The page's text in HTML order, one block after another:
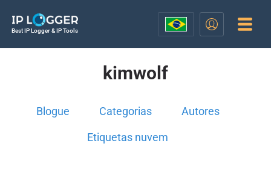
Best IP Logger & IP Tools
kimwolf
Blogue Categorias Autores
Etiquetas nuvem